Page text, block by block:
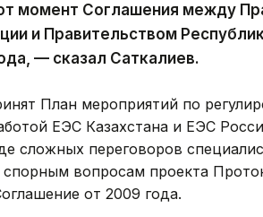
момент Соглашения между
и Правительством
— сказал Саткалиев.
План мероприятий по
ЕЭС Казахстана и ЕЭС
сложных переговоров
спорным вопросам проекта
от 2009 года.